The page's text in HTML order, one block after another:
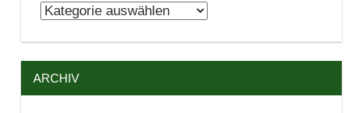
Kategorien
ARCHIV